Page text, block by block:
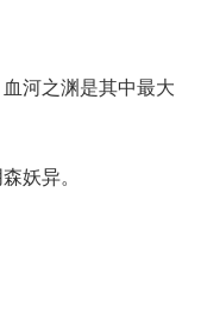
河之渊是其中最大
妖异。